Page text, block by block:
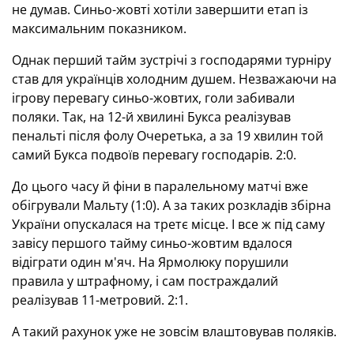
не думав. Синьо-жовті хотіли завершити етап із
максимальним показником.
Однак перший тайм зустрічі з господарями турніру
став для українців холодним душем. Незважаючи на
ігрову перевагу синьо-жовтих, голи забивали
поляки. Так, на 12-й хвилині Букса реалізував
пенальті після фолу Очеретька, а за 19 хвилин той
самий Букса подвоїв перевагу господарів. 2:0.
До цього часу й фіни в паралельному матчі вже
обігрували Мальту (1:0). А за таких розкладів збірна
України опускалася на третє місце. І все ж під саму
завісу першого тайму синьо-жовтим вдалося
відіграти один м'яч. На Ярмолюку порушили
правила у штрафному, і сам постраждалий
реалізував 11-метровий. 2:1.
А такий рахунок уже не зовсім влаштовував поляків.